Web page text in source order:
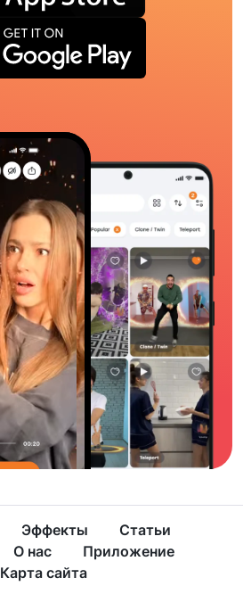
Эффекты
Статьи
О нас
Приложение
Карта сайта